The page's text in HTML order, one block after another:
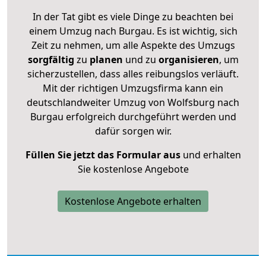
In der Tat gibt es viele Dinge zu beachten bei
einem Umzug nach Burgau. Es ist wichtig, sich
Zeit zu nehmen, um alle Aspekte des Umzugs
sorgfältig zu planen und zu organisieren, um
sicherzustellen, dass alles reibungslos verläuft.
Mit der richtigen Umzugsfirma kann ein
deutschlandweiter Umzug von Wolfsburg nach
Burgau erfolgreich durchgeführt werden und
dafür sorgen wir.
Füllen Sie jetzt das Formular ausund erhalten
Sie kostenlose Angebote
Kostenlose Angebote erhalten